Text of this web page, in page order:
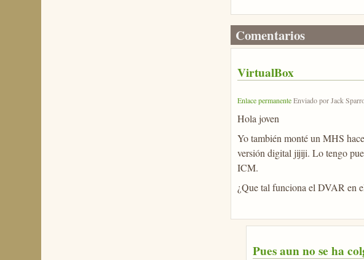
Comentarios
VirtualBox
Enlace permanenteEnviado porJack
Hola joven
Yo también monté un MHS
versión digital jijiji. Lo tengo
ICM.
¿Que tal funciona el DVAR en
Pues aun no se ha